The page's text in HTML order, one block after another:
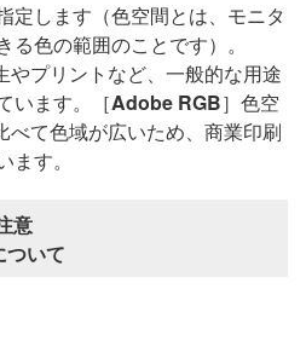
定します（色空間とは、モニタ
色の範囲のことです）。
やプリントなど、一般的な用途
います。［Adobe RGB］色空
べて色域が広いため、商業印刷
す。
意
いて